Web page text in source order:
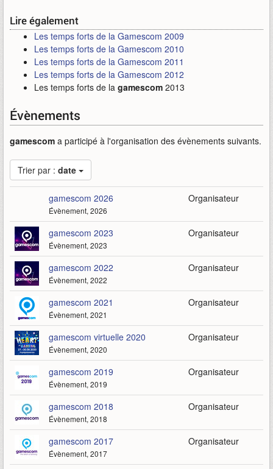
Lire également
Les temps forts de la Gamescom 2009
Les temps forts de la Gamescom 2010
Les temps forts de la Gamescom 2011
Les temps forts de la Gamescom 2012
Les temps forts de la gamescom 2013
Évènements
gamescom a participé à l'organisation des évènements suivants.
Trier par : date
gamescom 2026
Évènement, 2026
Organisateur
gamescom 2023
Évènement, 2023
Organisateur
gamescom 2022
Évènement, 2022
Organisateur
gamescom 2021
Évènement, 2021
Organisateur
gamescom virtuelle 2020
Évènement, 2020
Organisateur
gamescom 2019
Évènement, 2019
Organisateur
gamescom 2018
Évènement, 2018
Organisateur
gamescom 2017
Évènement, 2017
Organisateur